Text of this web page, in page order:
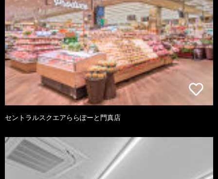
セントラルスクエアららぽーと門真店